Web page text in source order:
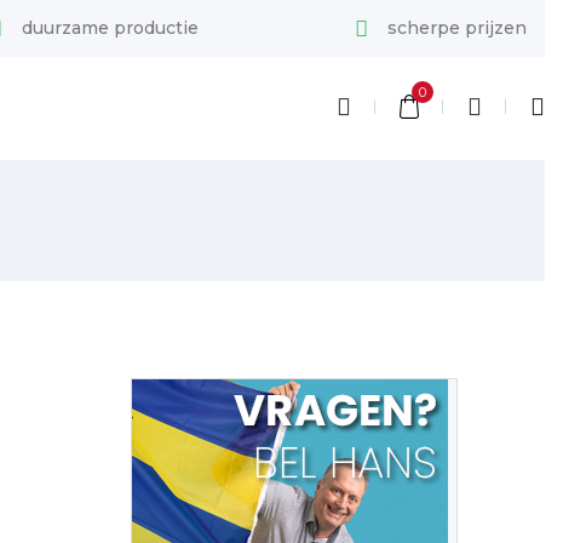
duurzame productie scherpe prijzen
0